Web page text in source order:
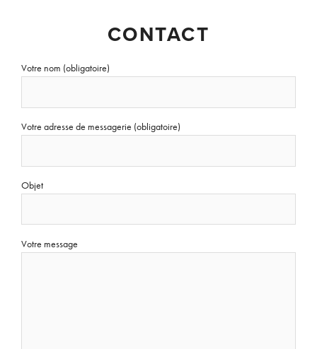
CONTACT
Votre nom (obligatoire)
Votre adresse de messagerie (obligatoire)
Objet
Votre message